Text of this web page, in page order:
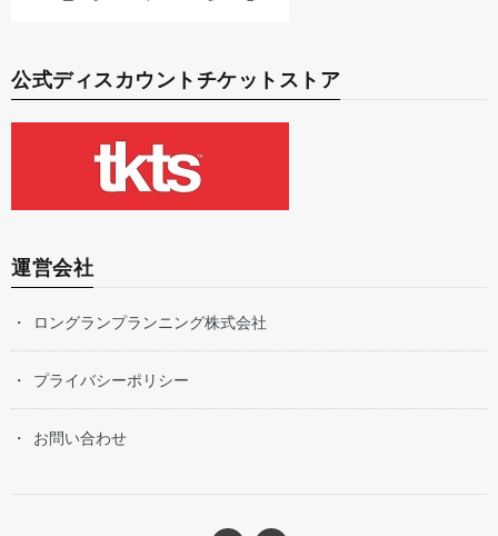
公式ディスカウントチケットストア
運営会社
ロングランプランニング株式会社
プライバシーポリシー
お問い合わせ